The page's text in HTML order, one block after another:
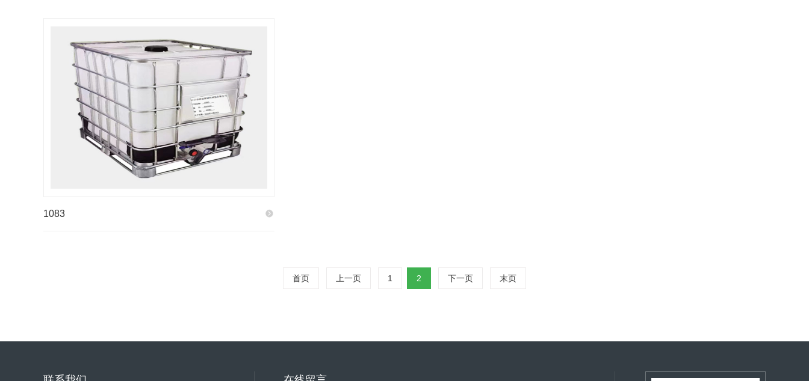
1083
首页 上一页 1 2 下一页 末页